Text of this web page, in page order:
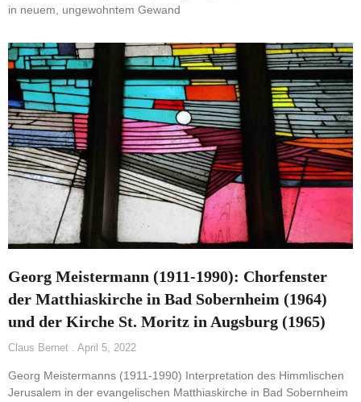
in neuem, ungewohntem Gewand
Georg Meistermann (1911-1990): Chorfenster
der Matthiaskirche in Bad Sobernheim (1964)
und der Kirche St. Moritz in Augsburg (1965)
Claus Bernet April 5, 2022
Georg Meistermanns (1911-1990) Interpretation des Himmlischen
Jerusalem in der evangelischen Matthiaskirche in Bad Sobernheim